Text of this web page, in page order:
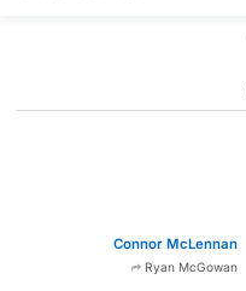
Connor McLennan
Ryan McGowan